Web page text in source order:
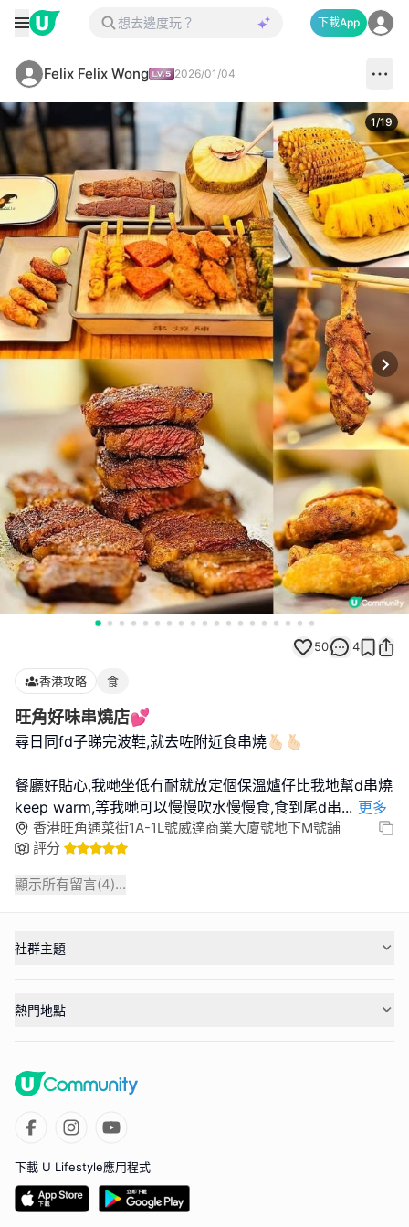
下載App
Felix Felix Wong 2026/01/04
1/19
50 4
香港攻略 食
旺角好味串燒店💕
尋日同fd子睇完波鞋,就去咗附近食串燒🫰🏻🫰🏻
餐廳好貼心,我哋坐低冇耐就放定個保溫爐仔比我地幫d串燒
keep warm,等我哋可以慢慢吹水慢慢食,食到尾d串... 更多
香港旺角通菜街1A-1L號威達商業大廈號地下M號舖
評分
顯示所有留言(4)...
社群主題
熱門地點
下載 U Lifestyle應用程式